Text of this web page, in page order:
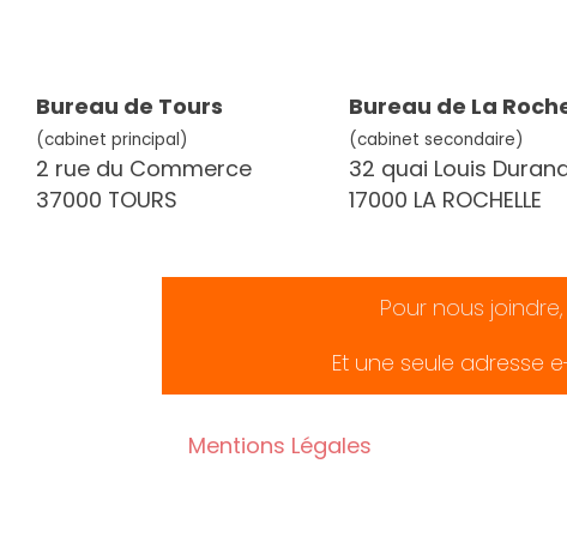
Bureau de Tours
(cabinet principal)
2 rue du Commerce
37000 TOURS
Bureau de La
(cabinet secondaire)
32 quai Louis
17000 LA ROCHELLE
Pour nous
Et une seule adresse
Mentions Légales